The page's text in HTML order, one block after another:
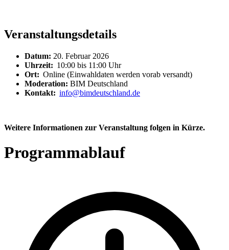
Veranstaltungsdetails
Datum: 20. Februar 2026
Uhrzeit: 10:00 bis 11:00 Uhr
Ort: Online (Einwahldaten werden vorab versandt)
Moderation: BIM Deutschland
Kontakt: info@bimdeutschland.de
Weitere Informationen zur Veranstaltung folgen in Kürze.
Programmablauf